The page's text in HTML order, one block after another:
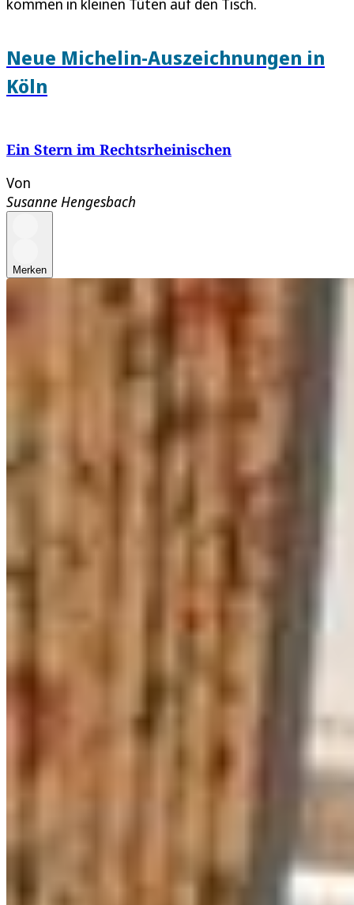
kommen in kleinen Tüten auf den Tisch.
Neue Michelin-Auszeichnungen in
Köln
Ein Stern im Rechtsrheinischen
Von
Susanne Hengesbach
Merken